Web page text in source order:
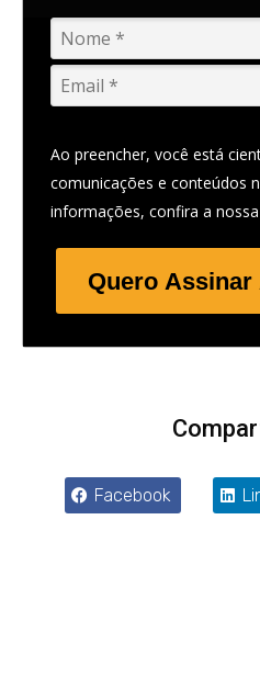
Ao preencher, você está
comunicações e conteúdos
informações, confira a nossa
Quero
Facebook